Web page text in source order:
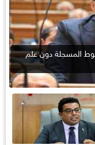
المسجلة دون علم